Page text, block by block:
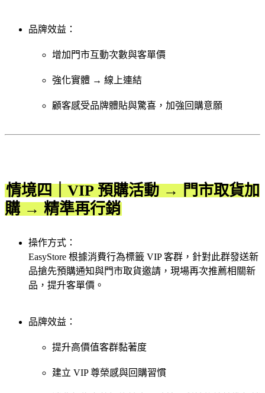
品牌效益：
增加門市互動次數與客單價
強化實體 → 線上連結
顧客感受品牌體貼與驚喜，加強回購意願
情境四｜VIP 預購活動 → 門市取貨加
購 → 精準再行銷
操作方式：
EasyStore 根據消費行為標籤 VIP 客群，針對此群發送新
品搶先預購通知與門市取貨邀請，現場再次推薦相關新
品，提升客單價。
品牌效益：
提升高價值客群黏著度
建立 VIP 尊榮感與回購習慣